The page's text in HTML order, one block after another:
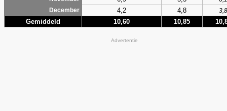
December
4,2 4,8 3,8
Gemiddeld 10,60 10,85
Advertentie